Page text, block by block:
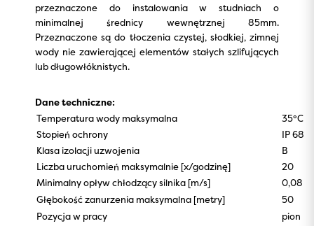
przeznaczone do instalowania w studniach o
minimalnej średnicy wewnętrznej 85mm.
Przeznaczone są do tłoczenia czystej, słodkiej, zimnej
wody nie zawierającej elementów stałych szlifujących
lub długowłóknistych.
Dane techniczne:
Temperatura wody maksymalna
35°C
Stopień ochrony
IP 68
Klasa izolacji uzwojenia
B
Liczba uruchomień maksymalnie [x/godzinę]
20
Minimalny opływ chłodzący silnika [m/s]
0,08
Głębokość zanurzenia maksymalna [metry]
50
Pozycja w pracy
pion